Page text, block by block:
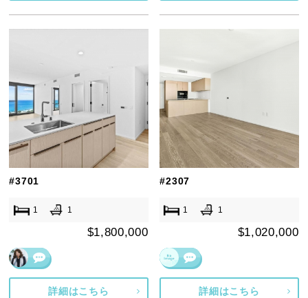
#3701
1 1
$1,800,000
詳細はこちら
#2307
1 1
$1,020,000
詳細はこちら